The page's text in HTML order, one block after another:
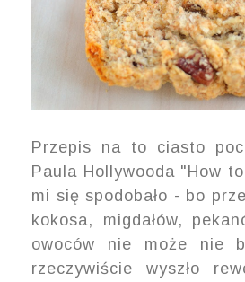
Przepis na to ciasto
Paula Hollywooda "How
mi się spodobało - bo prze
kokosa, migdałów,
owoców nie może nie
rzeczywiście wyszło